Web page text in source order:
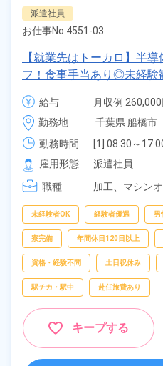
派遣社員
お仕事No. 4551-03
【就業先はトーカロ】半
フ！食事手当あり◎未経
料！土日祝休み×年間休日
り！社会保険完備◎格安食
歩圏内◎《千葉県船橋市》
給与
月収例
時給 1,350円～
勤務地
千葉県 船橋市
勤務時間
[1] 08:30～
[2] 07:30～16:00
[3] 13:00～21:30
[4] 20:00～
雇用形態
派遣社員
職種
加工、 マシン
未経験者OK 経験者優遇 男
寮完備 年間休日120日以上
資格・経験不問 土日祝休み
駅チカ・駅中 赴任旅費あり
キープする